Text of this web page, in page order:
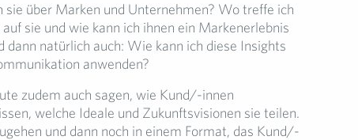
über Marken und Unternehmen? Wo treffe ich
sie und wie kann ich ihnen ein Markenerlebnis
dann natürlich auch: Wie kann ich diese Insights
anwenden?
zudem auch sagen, wie Kund/-innen
welche Ideale und Zukunftsvisionen sie teilen.
und dann noch in einem Format, das Kund/-